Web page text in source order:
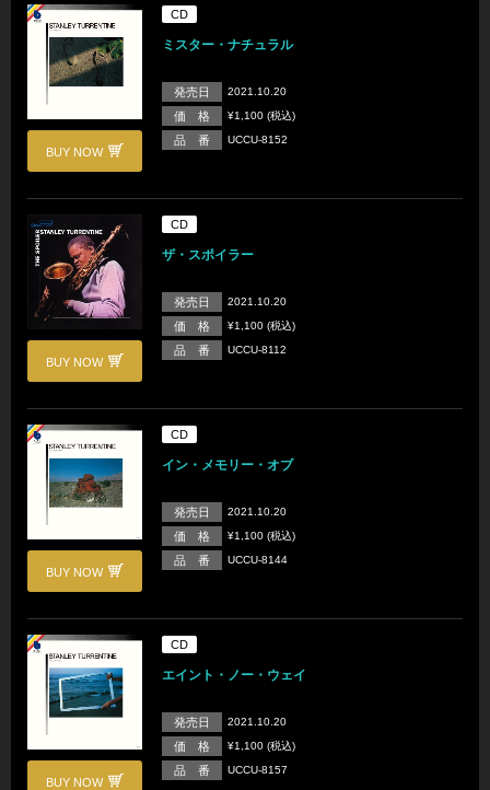
BUY NOW
CD
ミスター・ナチュラル
発売日 2021.10.20
価 格 ¥1,100 (税込)
品 番 UCCU-8152
BUY NOW
CD
ザ・スポイラー
発売日 2021.10.20
価 格 ¥1,100 (税込)
品 番 UCCU-8112
BUY NOW
CD
イン・メモリー・オブ
発売日 2021.10.20
価 格 ¥1,100 (税込)
品 番 UCCU-8144
BUY NOW
CD
エイント・ノー・ウェイ
発売日 2021.10.20
価 格 ¥1,100 (税込)
品 番 UCCU-8157